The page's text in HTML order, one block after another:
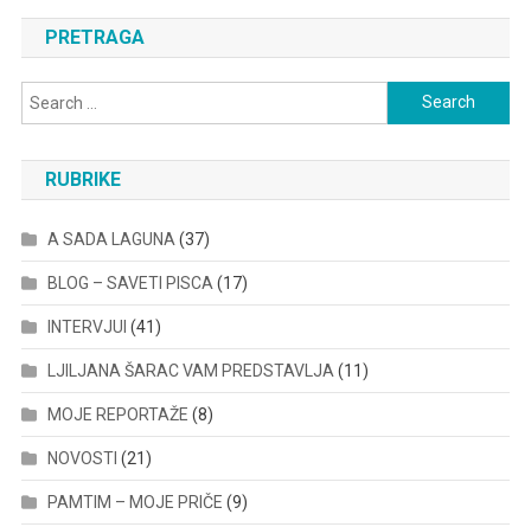
PRETRAGA
Search
for:
RUBRIKE
A SADA LAGUNA (37)
BLOG – SAVETI PISCA (17)
INTERVJUI (41)
LJILJANA ŠARAC VAM PREDSTAVLJA (11)
MOJE REPORTAŽE (8)
NOVOSTI (21)
PAMTIM – MOJE PRIČE (9)